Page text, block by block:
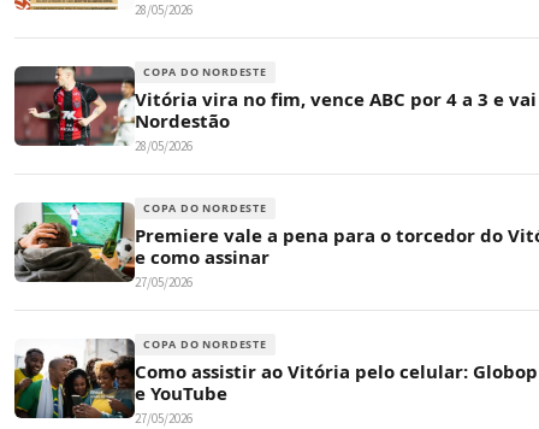
28/05/2026
COPA DO NORDESTE
Vitória vira no fim, vence ABC por 4 a 3 e
Nordestão
28/05/2026
COPA DO NORDESTE
Premiere vale a pena para o torcedor do
e como assinar
27/05/2026
COPA DO NORDESTE
Como assistir ao Vitória pelo celular:
e YouTube
27/05/2026